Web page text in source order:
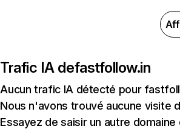
Trafic IA defastfollow.in
Aucun trafic IA détecté pour
Nous n'avons trouvé aucune visite
Essayez de saisir un autre